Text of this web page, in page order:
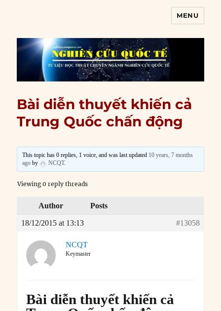
MENU
Bài diễn thuyết khiến cả
Trung Quốc chấn động
This topic has 0 replies, 1 voice, and was last updated 10 years, 7 months
agoby NCQT.
Viewing 0 reply threads
Author Posts
18/12/2015 at 13:13 #13058
NCQT
Keymaster
Bài diễn thuyết khiến cả